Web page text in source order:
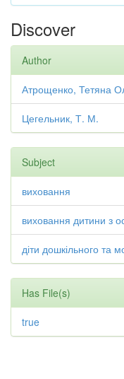
Discover
Author
Атрощенко, Тетяна
Цегельник, Т. М.
Subject
виховання
виховання дитини з
діти дошкільного та
Has File(s)
true